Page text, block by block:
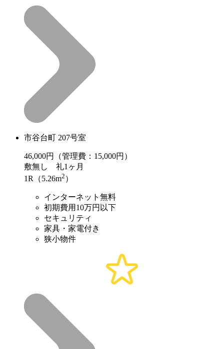
市谷台町 207号室
46,000円（管理費：15,000円）
敷無し 礼1ヶ月
1R（5.26m2 ）
インターネット無料
初期費用10万円以下
セキュリティ
家具・家電付き
狭小物件